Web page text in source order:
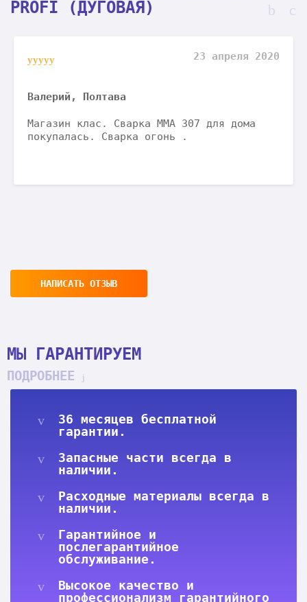
PROFI (ДУГОВАЯ)
23 апреля 2020
Валерий, Полтава
Магазин клас. Сварка ММА 307 для дома
покупалась. Сварка огонь .
НАПИСАТЬ ОТЗЫВ
МЫ ГАРАНТИРУЕМ
ПОДРОБНЕЕ
36 месяцев бесплатной
гарантии.
Запасные части всегда в
наличии.
Расходные материалы всегда в
наличии.
Гарантийное и
послегарантийное
обслуживание.
Высокое качество и
профессионализм гарантийного